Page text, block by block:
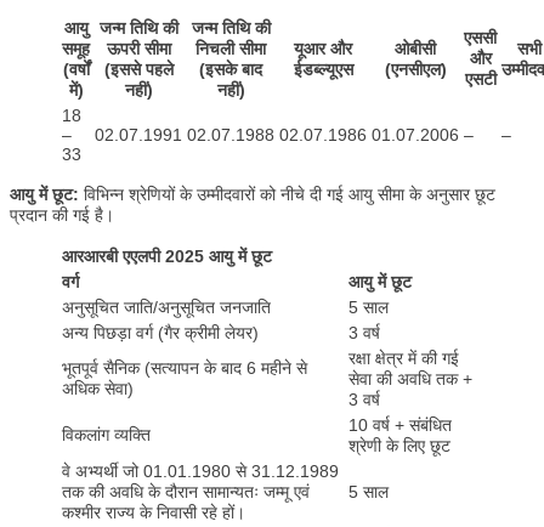
आयु
समूह
(वर्षों
में)
जन्म तिथि की
ऊपरी सीमा
(इससे पहले
नहीं)
जन्म तिथि की
निचली सीमा
(इसके बाद
नहीं)
यूआर और
ईडब्ल्यूएस
ओबीसी
(एनसीएल)
एससी
और
एसटी
सभी
18
–
33
02.07.1991 02.07.1988 02.07.1986 01.07.2006 – –
आयु में छूट: विभिन्न श्रेणियों के उम्मीदवारों को नीचे दी गई आयु सीमा के अनुसार छूट
प्रदान की गई है।
आरआरबी एएलपी 2025 आयु में छूट
वर्ग
आयु में छूट
अनुसूचित जाति/अनुसूचित जनजाति
5 साल
अन्य पिछड़ा वर्ग (गैर क्रीमी लेयर)
3 वर्ष
भूतपूर्व सैनिक (सत्यापन के बाद 6 महीने से
अधिक सेवा)
रक्षा क्षेत्र में की गई
सेवा की अवधि तक +
3 वर्ष
विकलांग व्यक्ति
10 वर्ष + संबंधित
श्रेणी के लिए छूट
वे अभ्यर्थी जो 01.01.1980 से 31.12.1989
तक की अवधि के दौरान सामान्यतः जम्मू एवं
कश्मीर राज्य के निवासी रहे हों।
5 साल